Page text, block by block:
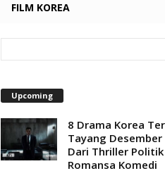
FILM KOREA
Upcoming
8 Drama Korea
Tayang Desember
Dari Thriller
Romansa Komedi